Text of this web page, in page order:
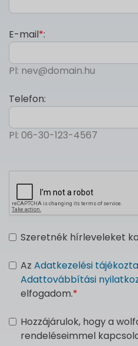
E-mail*:
Pl: nev@domain.hu
Telefon:
Pl: 06-30-123-4567
Szeretnék hírleveleket
Az Adatkezelési
Adattovábbítási
elfogadom.*
Hozzájárulok, hogy a
rendeléseimmel